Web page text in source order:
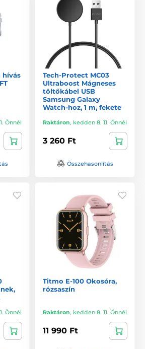
hívás
Önnél
Tech-Protect MC03
Ultraboost Mágneses
töltőkábel USB
Samsung Galaxy
Watch-hoz, 1 m, fekete
Raktáron, kedden 8. 11. Önnél
3 260 Ft
Összehasonlítás
Önnél
Titmo E-100 Okosóra,
rózsaszín
Raktáron, kedden 8. 11. Önnél
11 990 Ft